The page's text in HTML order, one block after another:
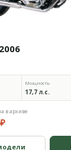
Мощность
17,7 л.с.
в архиве